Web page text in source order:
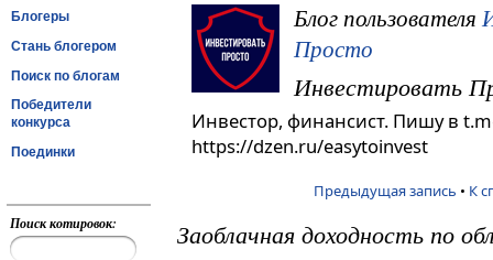
Блогеры
Стань блогером
Поиск по блогам
Победители
конкурса
Поединки
Поиск котировок:
Блог пользователя
Просто
Инвестировать
Инвестор, финансист. Пишу в
https://dzen.ru/easytoinvest
Предыдущая запись • К
Заоблачная доходность по